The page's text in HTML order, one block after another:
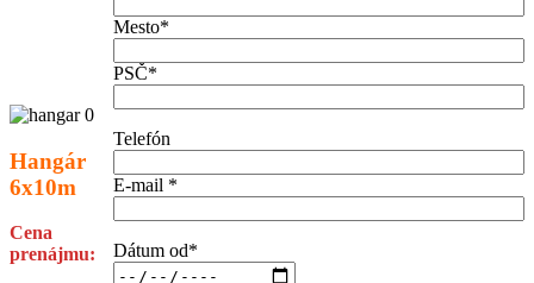
Hangár
6x10m
Cena
prenájmu:
Mesto*
PSČ*
Telefón
E-mail *
Dátum od*